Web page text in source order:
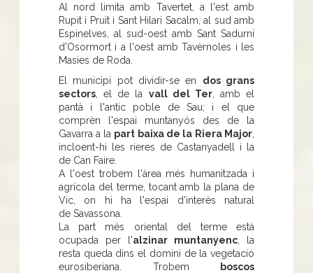
Al nord limita amb Tavertet, a l'est amb
Rupit i Pruit i Sant Hilari Sacalm, al sud amb
Espinelves, al sud-oest amb Sant Sadurní
d'Osormort i a l'oest amb Tavèrnoles i les
Masies de Roda.
El municipi pot dividir-se en dos grans
sectors , el de la vall del Ter, amb el
pantà i l'antic poble de Sau; i el que
comprèn l'espai muntanyós des de la
Gavarra a la part baixa de la Riera Major
incloent-hi les rieres de Castanyadell i la
de Can Faire.
A l'oest trobem l'àrea més humanitzada i
agrícola del terme, tocant amb la plana de
Vic, on hi ha l'espai d'interès natural
de Savassona.
La part més oriental del terme està
ocupada per l'alzinar muntanyenc , la
resta queda dins el domini de la vegetació
eurosiberiana. Trobem
boscos